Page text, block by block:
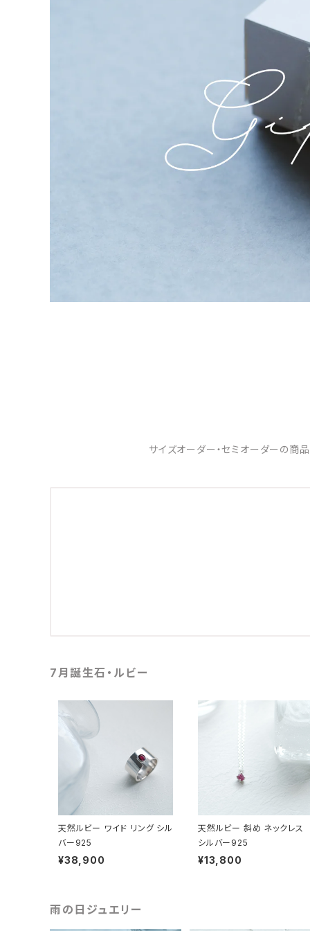
サイズオーダー・セミオーダーの商
7月誕生石・ルビー
天然ルビー ワイド リング シル
バー925
¥38,900
天然ルビー 斜め ネックレス
シルバー925
¥13,800
雨の日ジュエリー